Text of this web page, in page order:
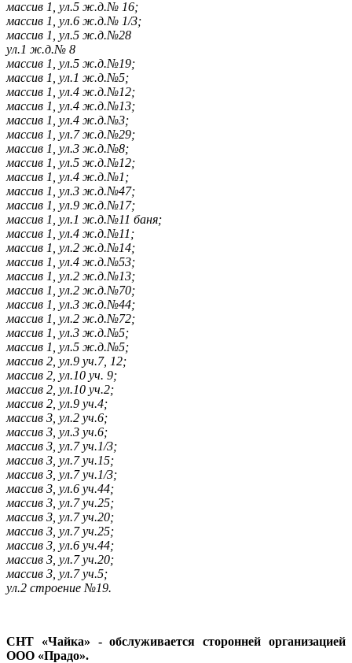
массив 1, ул.5 ж.д.№ 16;
массив 1, ул.6 ж.д.№ 1/3;
массив 1, ул.5 ж.д.№28
ул.1 ж.д.№ 8
массив 1, ул.5 ж.д.№19;
массив 1, ул.1 ж.д.№5;
массив 1, ул.4 ж.д.№12;
массив 1, ул.4 ж.д.№13;
массив 1, ул.4 ж.д.№3;
массив 1, ул.7 ж.д.№29;
массив 1, ул.3 ж.д.№8;
массив 1, ул.5 ж.д.№12;
массив 1, ул.4 ж.д.№1;
массив 1, ул.3 ж.д.№47;
массив 1, ул.9 ж.д.№17;
массив 1, ул.1 ж.д.№11 баня;
массив 1, ул.4 ж.д.№11;
массив 1, ул.2 ж.д.№14;
массив 1, ул.4 ж.д.№53;
массив 1, ул.2 ж.д.№13;
массив 1, ул.2 ж.д.№70;
массив 1, ул.3 ж.д.№44;
массив 1, ул.2 ж.д.№72;
массив 1, ул.3 ж.д.№5;
массив 1, ул.5 ж.д.№5;
массив 2, ул.9 уч.7, 12;
массив 2, ул.10 уч. 9;
массив 2, ул.10 уч.2;
массив 2, ул.9 уч.4;
массив 3, ул.2 уч.6;
массив 3, ул.3 уч.6;
массив 3, ул.7 уч.1/3;
массив 3, ул.7 уч.15;
массив 3, ул.7 уч.1/3;
массив 3, ул.6 уч.44;
массив 3, ул.7 уч.25;
массив 3, ул.7 уч.20;
массив 3, ул.7 уч.25;
массив 3, ул.6 уч.44;
массив 3, ул.7 уч.20;
массив 3, ул.7 уч.5;
ул.2 строение №19.
СНТ «Чайка» - обслуживается сторонней организацией
ООО «Прадо».